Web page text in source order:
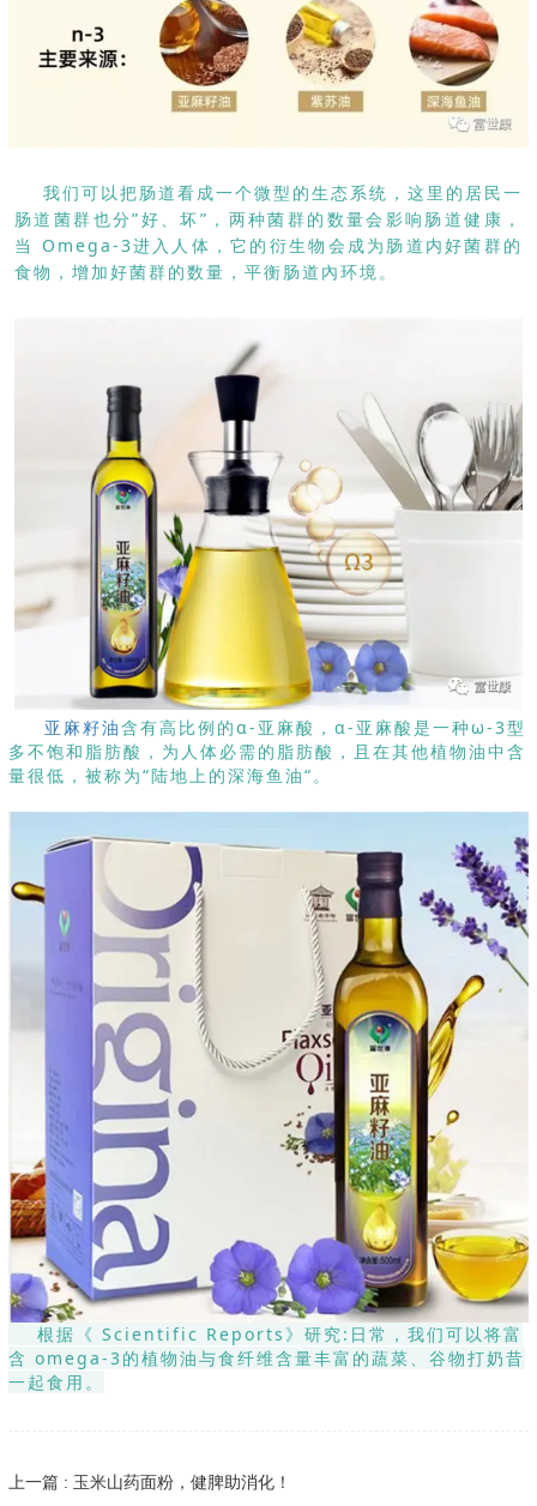
我们可以把肠道看成一个微型的生态系统，这里的居民一
肠道菌群也分”好、坏”，两种菌群的数量会影响肠道健康，
当 Omega-3进入人体，它的衍生物会成为肠道内好菌群的
食物，增加好菌群的数量，平衡肠道內环境。
亚麻籽油含有高比例的α-亚麻酸，α-亚麻酸是一种ω-3型
多不饱和脂肪酸，为人体必需的脂肪酸，且在其他植物油中含
量很低，被称为“陆地上的深海鱼油“。
根据《 Scientific Reports》研究:日常，我们可以将富
含 omega-3的植物油与食纤维含量丰富的蔬菜、谷物打奶昔
一起食用。
上一篇 : 玉米山药面粉，健脾助消化！